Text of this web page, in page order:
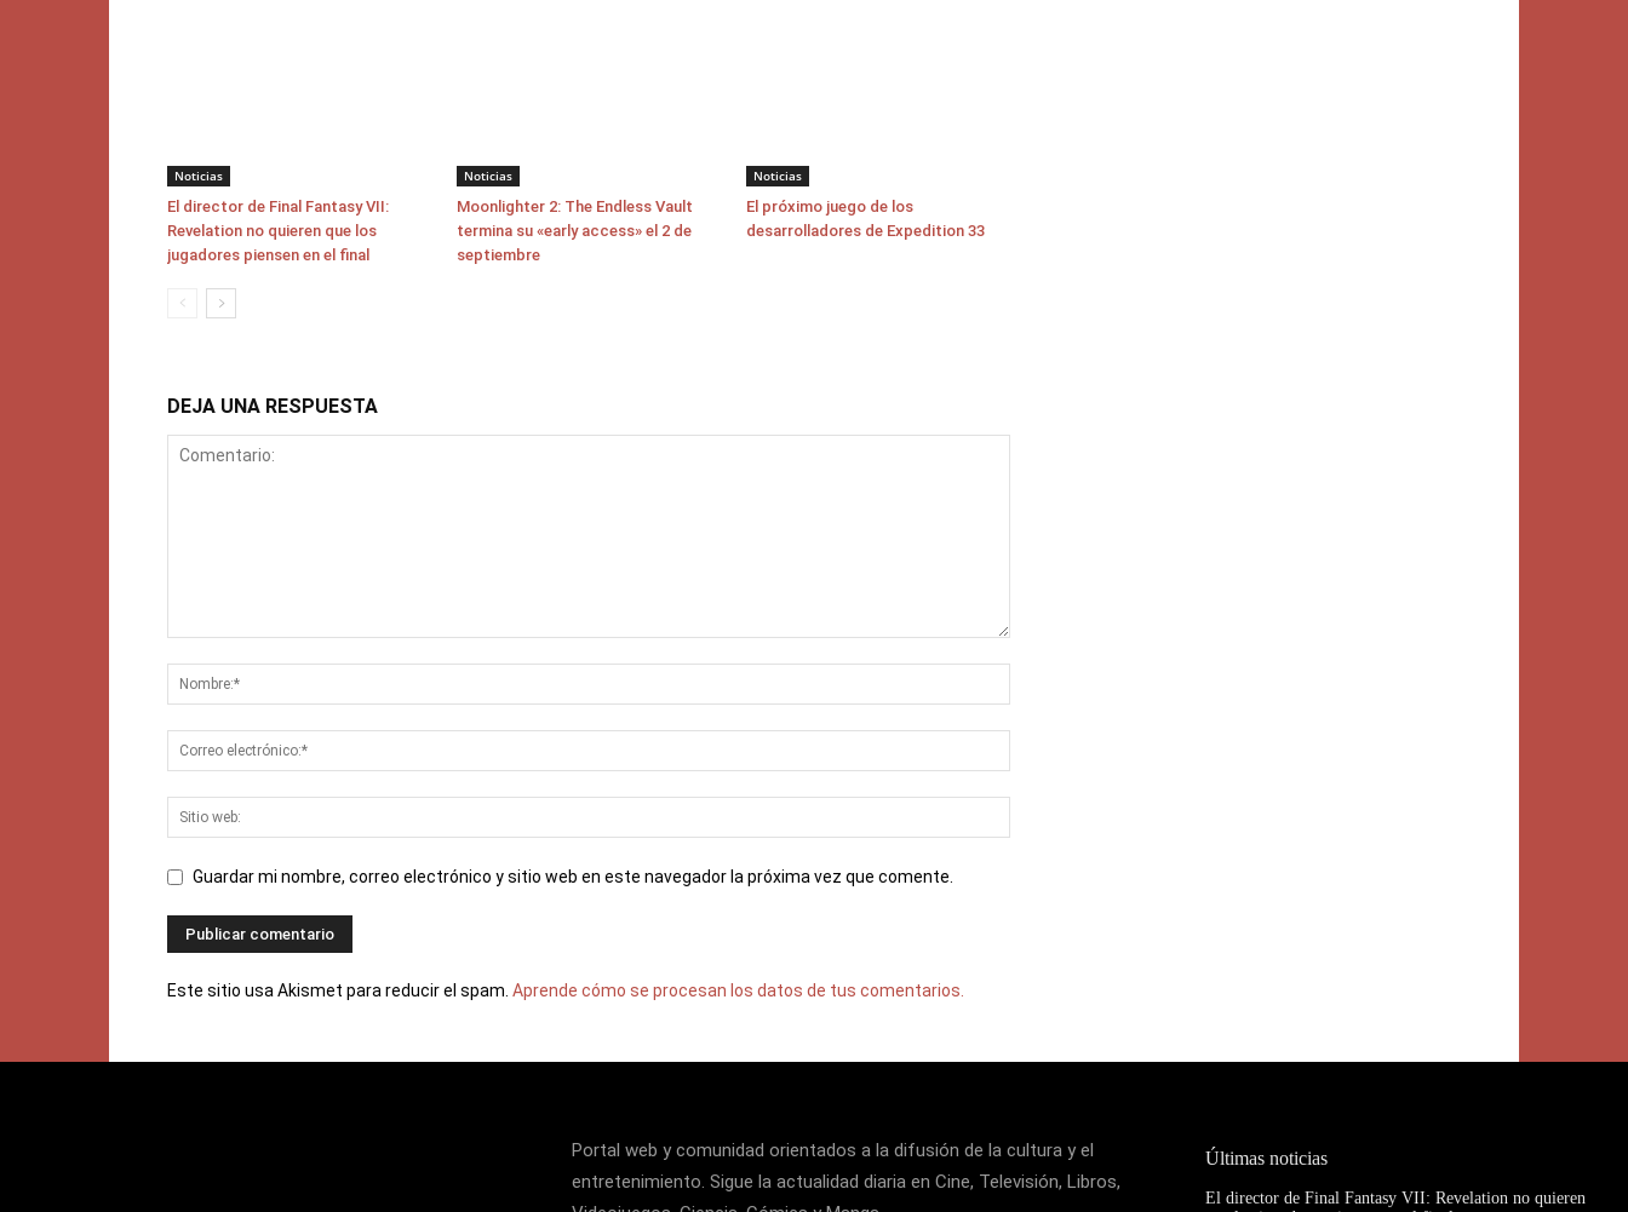
Noticias
El director de Final Fantasy VII:
Revelation no quieren que los
jugadores piensen en el final
Noticias
Moonlighter 2: The Endless Vault
termina su «early access» el 2 de
septiembre
Noticias
El próximo juego de los
desarrolladores de Expedition 33
DEJA UNA RESPUESTA
Guardar mi nombre, correo electrónico y sitio web en este navegador la próxima vez que comente.
Este sitio usa Akismet para reducir el spam. Aprende cómo se procesan los datos de tus comentarios.
Portal web y comunidad orientados a la difusión de la cultura y el
entretenimiento. Sigue la actualidad diaria en Cine, Televisión, Libros,
Últimas noticias
El director de Final Fantasy VII: Revelation no quieren